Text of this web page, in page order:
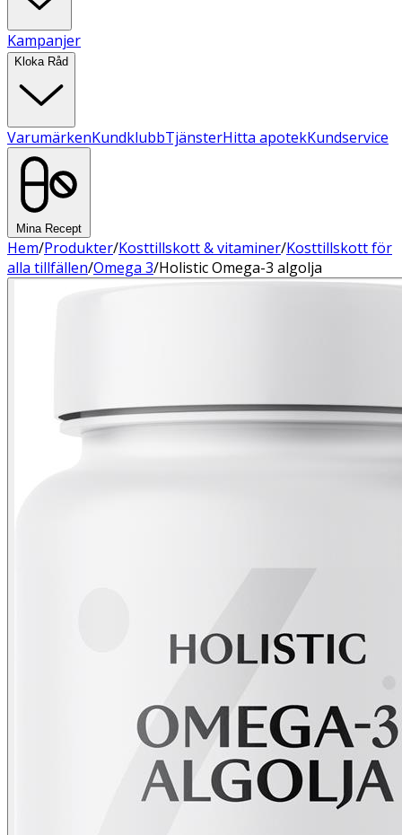
Kampanjer
Kloka Råd
VarumärkenKundklubbTjänsterHitta apotekKundservice
Mina Recept
Hem/Produkter/Kosttillskott & vitaminer/Kosttillskott för
alla tillfällen/Omega 3/Holistic Omega-3 algolja